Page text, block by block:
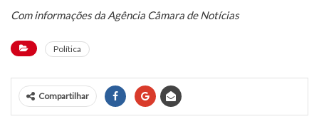
Com informações da Agência Câmara de Notícias
Política
Compartilhar